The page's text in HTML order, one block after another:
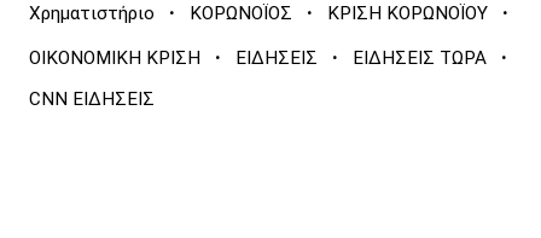
Χρηματιστήριο · ΚΟΡΩΝΟΪΟΣ · ΚΡΙΣΗ ΚΟΡΩΝΟΪΟΥ ·
ΟΙΚΟΝΟΜΙΚΗ ΚΡΙΣΗ · ΕΙΔΗΣΕΙΣ · ΕΙΔΗΣΕΙΣ ΤΩΡΑ ·
CNN ΕΙΔΗΣΕΙΣ